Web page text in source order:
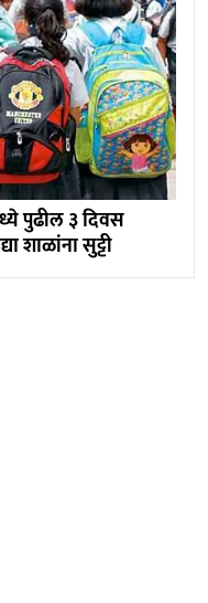
पुढील ३ दिवस
शाळांना सुट्टी